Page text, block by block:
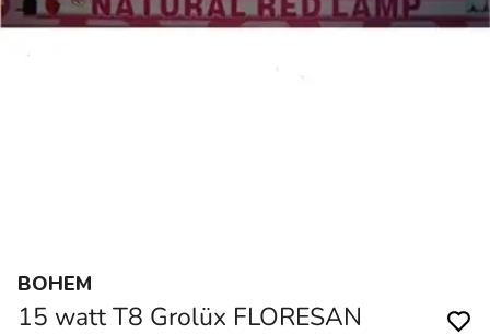
BOHEM
15 watt T8 Grolüx FLORESAN